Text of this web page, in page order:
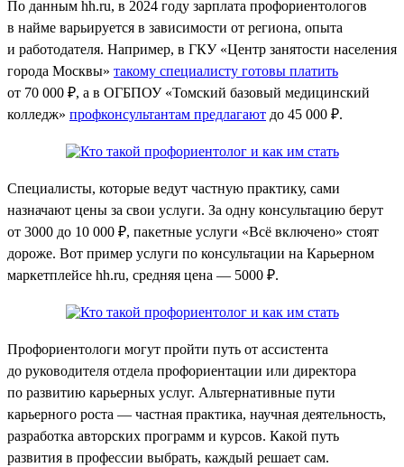
По данным hh.ru, в 2024 году зарплата профориентологов
в найме варьируется в зависимости от региона, опыта
и работодателя. Например, в ГКУ «Центр занятости населения
города Москвы» такому специалисту готовы платить
от 70 000 ₽, а в ОГБПОУ «Томский базовый медицинский
колледж» профконсультантам предлагают до 45 000 ₽.
Специалисты, которые ведут частную практику, сами
назначают цены за свои услуги. За одну консультацию берут
от 3000 до 10 000 ₽, пакетные услуги «Всё включено» стоят
дороже. Вот пример услуги по консультации на Карьерном
маркетплейсе hh.ru, средняя цена — 5000 ₽.
Профориентологи могут пройти путь от ассистента
до руководителя отдела профориентации или директора
по развитию карьерных услуг. Альтернативные пути
карьерного роста — частная практика, научная деятельность,
разработка авторских программ и курсов. Какой путь
развития в профессии выбрать, каждый решает сам.